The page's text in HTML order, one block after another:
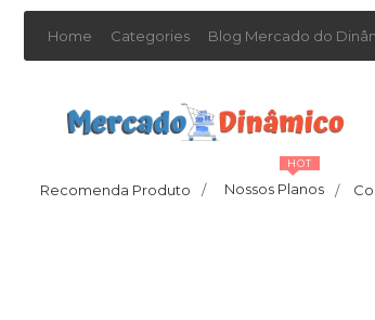
Home Categories Blog Mercado do
Recomenda Produto / Nossos Planos /
HOT